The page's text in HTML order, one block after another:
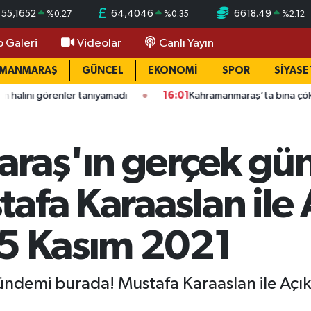
55,1652 %0.27 64,4046 %0.35 6618.49 %2.12
Galeri Videolar Canlı Yayın
GÜNCEL EKONOMİ SPOR
tanıyamadı 16:01 Kahramanmaraş’ta bina çöktü:
gerçek
Karaaslan ile
Kasım 2021
burada! Mustafa Karaaslan ile Açık